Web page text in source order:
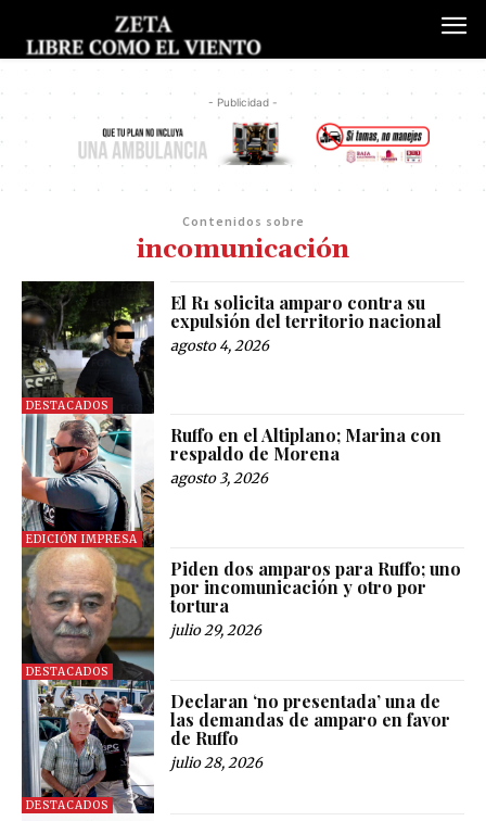
- Publicidad -
Contenidos sobre
incomunicación
DESTACADOS
El R1 solicita amparo contra su
expulsión del territorio nacional
agosto 4, 2026
EDICIÓN IMPRESA
Ruffo en el Altiplano; Marina con
respaldo de Morena
agosto 3, 2026
DESTACADOS
Piden dos amparos para Ruffo; uno
por incomunicación y otro por
tortura
julio 29, 2026
DESTACADOS
Declaran ‘no presentada’ una de
las demandas de amparo en favor
de Ruffo
julio 28, 2026